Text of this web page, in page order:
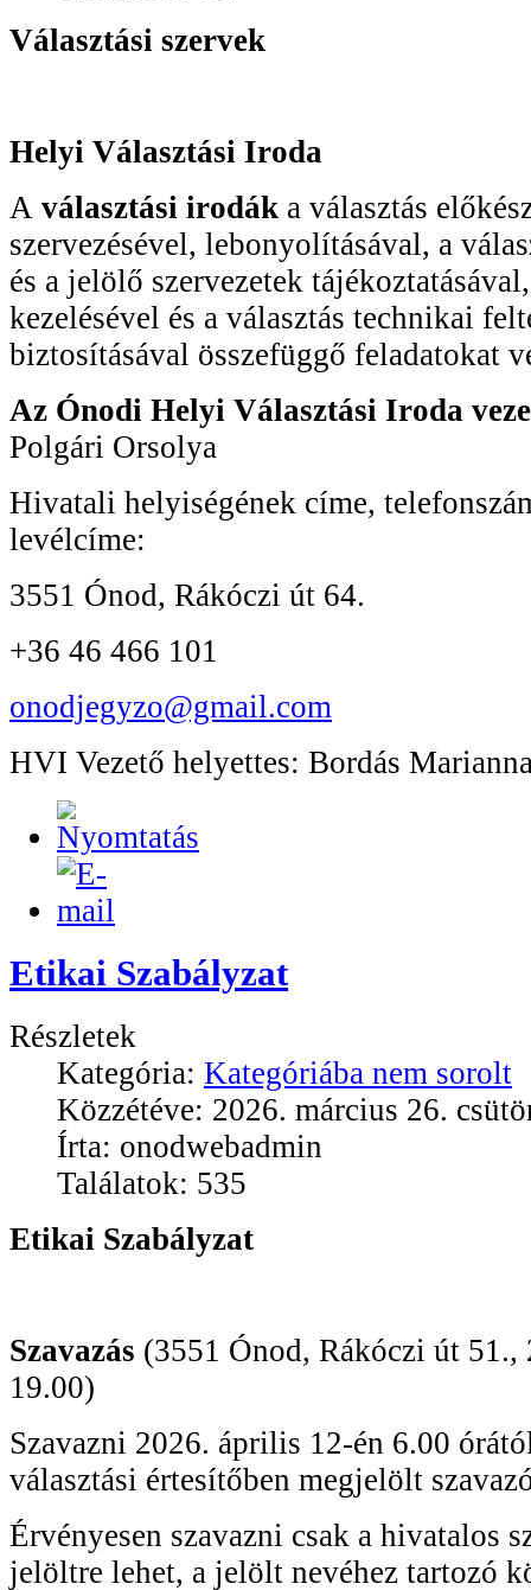
Választási szervek
Helyi Választási Iroda
A választási irodák a választás
szervezésével, lebonyolításával, a
és a jelölő szervezetek
kezelésével és a választás technikai
biztosításával összefüggő feladatokat
Az Ónodi Helyi Választási Iroda
Polgári Orsolya
Hivatali helyiségének címe,
levélcíme:
3551 Ónod, Rákóczi út 64.
+36 46 466 101
onodjegyzo@gmail.com
HVI Vezető helyettes: Bordás
Etikai Szabályzat
Részletek
Kategória: Kategóriába nem sorolt
Közzétéve: 2026. március 26.
Írta: onodwebadmin
Találatok: 535
Etikai Szabályzat
Szavazás (3551 Ónod, Rákóczi út 51.,
19.00)
Szavazni 2026. április 12-én 6.00
választási értesítőben megjelölt
Érvényesen szavazni csak a hivatalos
jelöltre lehet, a jelölt nevéhez tartozó